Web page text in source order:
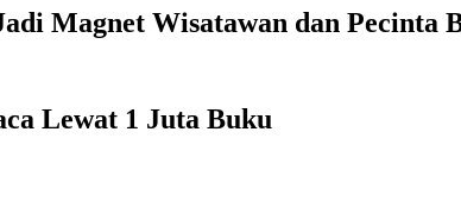
Magnet Wisatawan dan Pecinta
Lewat 1 Juta Buku